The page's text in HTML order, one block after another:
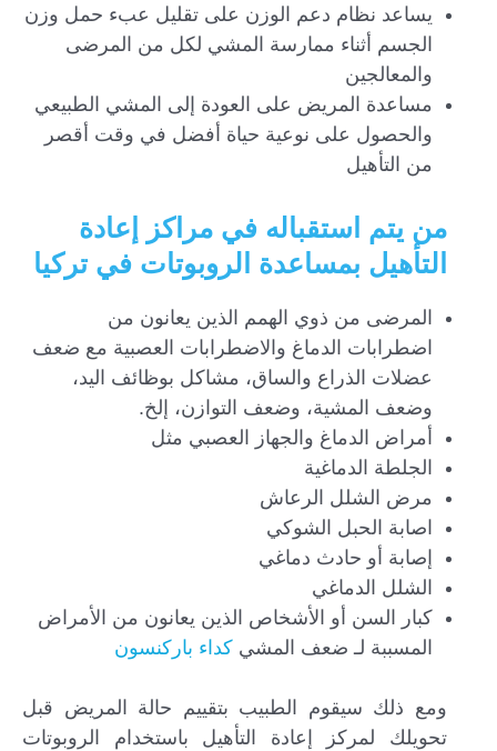
يساعد نظام دعم الوزن على تقليل عبء حمل وزن
الجسم أثناء ممارسة المشي لكل من المرضى
والمعالجين
مساعدة المريض على العودة إلى المشي الطبيعي
والحصول على نوعية حياة أفضل في وقت أقصر
من التأهيل
من يتم استقباله في مراكز إعادة
التأهيل بمساعدة الروبوتات في تركيا
المرضى من ذوي الهمم الذين يعانون من
اضطرابات الدماغ والاضطرابات العصبية مع ضعف
عضلات الذراع والساق، مشاكل بوظائف اليد،
وضعف المشية، وضعف التوازن، إلخ.
أمراض الدماغ والجهاز العصبي مثل
الجلطة الدماغية
مرض الشلل الرعاش
اصابة الحبل الشوكي
إصابة أو حادث دماغي
الشلل الدماغي
كبار السن أو الأشخاص الذين يعانون من الأمراض
المسببة لـ ضعف المشي كداء باركنسون
ومع ذلك سيقوم الطبيب بتقييم حالة المريض قبل
تحويلك لمركز إعادة التأهيل باستخدام الروبوتات